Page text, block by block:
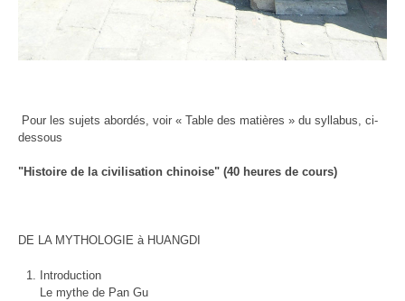
Pour les sujets abordés, voir « Table des matières » du syllabus, ci-
dessous
"Histoire de la civilisation chinoise" (40 heures de cours)
DE LA MYTHOLOGIE à HUANGDI
Introduction
Le mythe de Pan Gu